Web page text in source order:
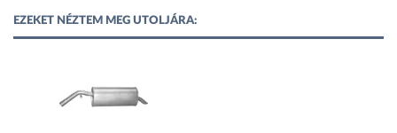
EZEKET NÉZTEM MEG UTOLJÁRA: